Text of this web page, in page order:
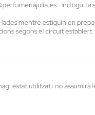
. Inclogui la
mentre estiguin en
segons el circuit
estat utilitzat i no assumirà